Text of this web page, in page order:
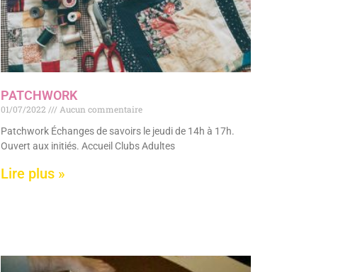
PATCHWORK
01/07/2022
Aucun commentaire
Patchwork Échanges de savoirs le jeudi de 14h à 17h.
Ouvert aux initiés. Accueil Clubs Adultes
Lire plus »